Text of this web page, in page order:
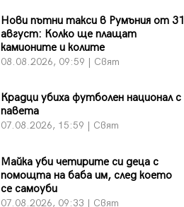
Нови пътни такси в Румъния от 31
август: Колко ще плащат
камионите и колите
08.08.2026, 09:59 | Свят
Крадци убиха футболен национал с
павета
07.08.2026, 15:59 | Свят
Майка уби четирите си деца с
помощта на баба им, след което
се самоуби
07.08.2026, 09:33 | Свят